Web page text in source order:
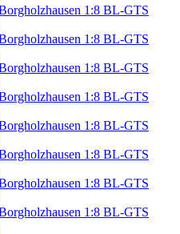
1:8 BL-GTS
1:8 BL-GTS
1:8 BL-GTS
1:8 BL-GTS
1:8 BL-GTS
1:8 BL-GTS
1:8 BL-GTS
1:8 BL-GTS